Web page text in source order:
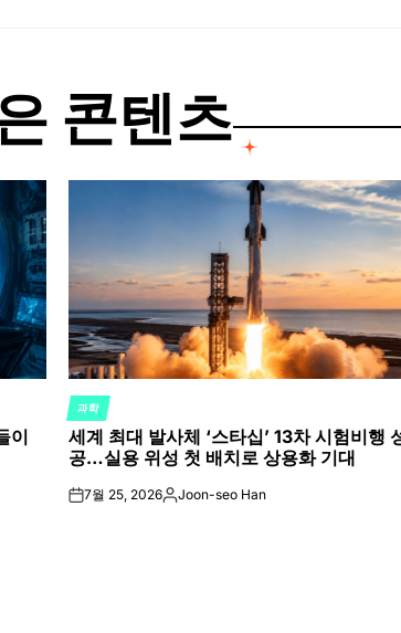
콘텐츠
이
POSTED
IN
과학
세계 최대 발사체 ‘스타십’ 13차 시험비행
공…실용 위성 첫 배치로 상용화 기대
on7월 25, 2026Posted
Joon-seo Han